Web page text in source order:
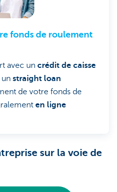
fonds de roulement
avec un crédit de caisse
straight loan
de votre fonds de
en ligne
sur la voie de